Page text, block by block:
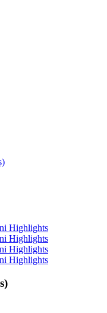
Highlights
Highlights
Highlights
Highlights